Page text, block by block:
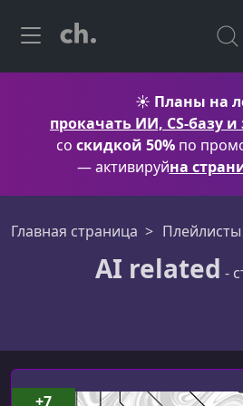
☀️ Планы на
прокачать ИИ, CS-базу
со скидкой 50% по
— активируйна
Главная страница Плейлисты
AI related -
AI related
+7